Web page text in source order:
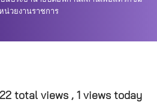
น่วยงานราชการ
total views , 1 views today